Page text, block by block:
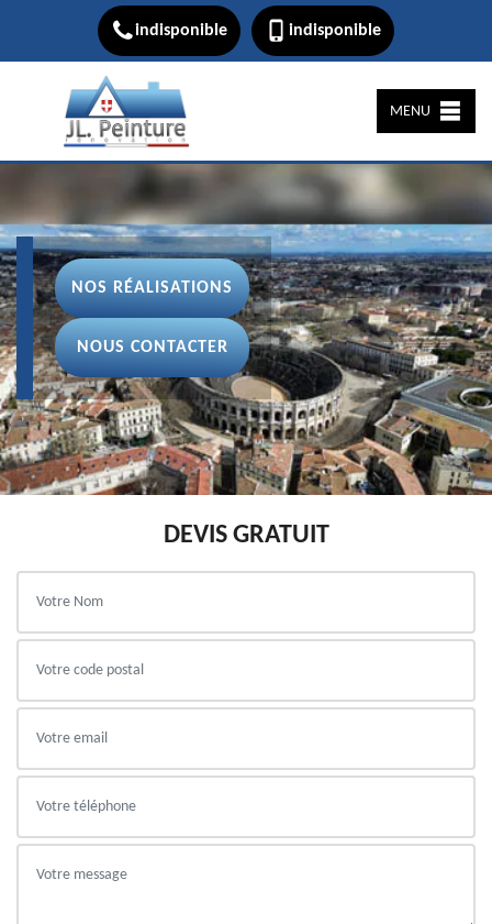
indisponible indisponible
MENU
NOS RÉALISATIONS
NOUS CONTACTER
DEVIS GRATUIT